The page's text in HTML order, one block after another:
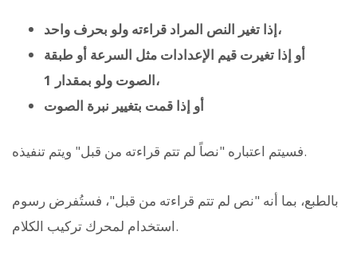
إذا تغير النص المراد قراءته ولو بحرف واحد،
أو إذا تغيرت قيم الإعدادات مثل السرعة أو طبقة
الصوت ولو بمقدار 1،
أو إذا قمت بتغيير نبرة الصوت
فسيتم اعتباره "نصاً لم تتم قراءته من قبل" ويتم تنفيذه.
بالطبع، بما أنه "نص لم تتم قراءته من قبل"، فستُفرض رسوم
استخدام لمحرك تركيب الكلام.